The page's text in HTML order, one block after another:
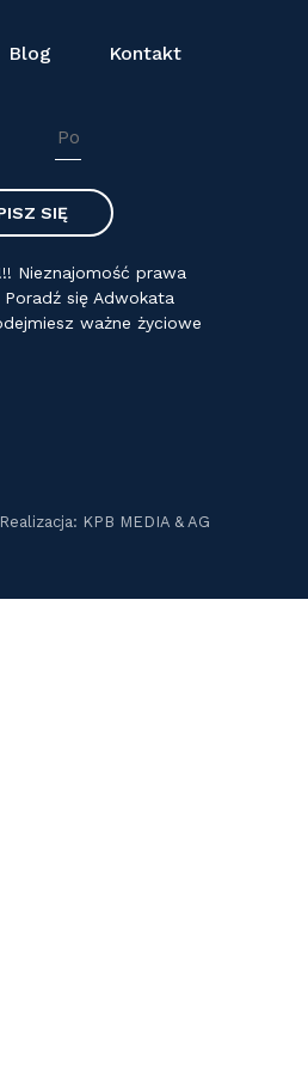
Blog Kontakt
Nieznajomość prawa
się Adwokata
ważne życiowe
KPB MEDIA & AG